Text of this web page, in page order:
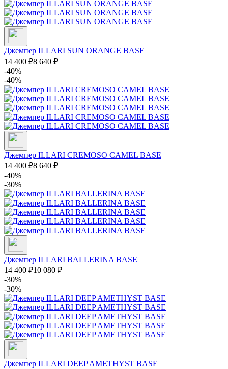
Джемпер ILLARI SUN ORANGE BASE
14 400 ₽8 640 ₽
-40%
-40%
Джемпер ILLARI CREMOSO CAMEL BASE
14 400 ₽8 640 ₽
-40%
-30%
Джемпер ILLARI BALLERINA BASE
14 400 ₽10 080 ₽
-30%
-30%
Джемпер ILLARI DEEP AMETHYST BASE